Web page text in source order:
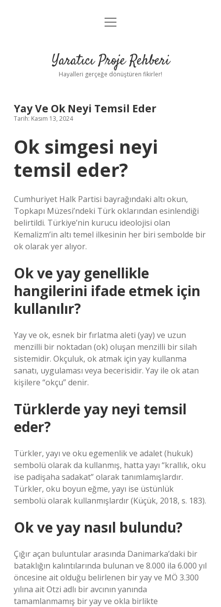
Anasayfa
Yasal Uyarı
menüyü
Yaratıcı Proje Rehberi
Hayalleri gerçeğe dönüştüren fikirler!
Yay Ve Ok Neyi Temsil Eder
Tarih: Kasım 13, 2024
Ok simgesi neyi
temsil eder?
Cumhuriyet Halk Partisi bayrağındaki altı okun,
Topkapı Müzesi’ndeki Türk oklarından esinlendiği
belirtildi. Türkiye’nin kurucu ideolojisi olan
Kemalizm’in altı temel ilkesinin her biri sembolde bir
ok olarak yer alıyor.
Ok ve yay genellikle
hangilerini ifade etmek için
kullanılır?
Yay ve ok, esnek bir fırlatma aleti (yay) ve uzun
menzilli bir noktadan (ok) oluşan menzilli bir silah
sistemidir. Okçuluk, ok atmak için yay kullanma
sanatı, uygulaması veya becerisidir. Yay ile ok atan
kişilere “okçu” denir.
Türklerde yay neyi temsil
eder?
Türkler, yayı ve oku egemenlik ve adalet (hukuk)
sembolü olarak da kullanmış, hatta yayı “krallık, oku
ise padişaha sadakat” olarak tanımlamışlardır.
Türkler, oku boyun eğme, yayı ise üstünlük
sembolü olarak kullanmışlardır (Küçük, 2018, s. 183).
Ok ve yay nasıl bulundu?
Çığır açan buluntular arasında Danimarka’daki bir
bataklığın kalıntılarında bulunan ve 8.000 ila 6.000 yıl
öncesine ait olduğu belirlenen bir yay ve MÖ 3.300
yılına ait Otzi adlı bir avcının yanında
tamamlanmamış bir yay ve okla birlikte